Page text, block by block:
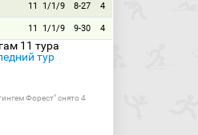
11 1/1/9 8-27 4
11 1/1/9 9-30 4
11 тура
тур
Форест" снято 4